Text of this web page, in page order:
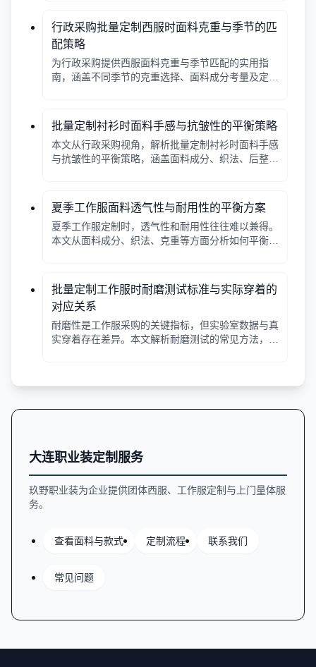
行政采购批量定制西服时面料克重与季节的匹
配策略
为行政采购提供西服面料克重与季节匹配的实用指
南，涵盖不同季节的克重选择、面料成分考量及定制
批量定制衬衫时面料手感与抗皱性的平衡策略
本文从行政采购视角，解析批量定制衬衫时面料手感
与抗皱性的平衡策略，涵盖面料成分、织法、后整理
夏季工作服面料透气性与耐用性的平衡方案
夏季工作服定制时，透气性和耐用性往往难以兼得。
本文从面料成分、织法、克重等方面分析如何平衡两
批量定制工作服时耐磨测试标准与实际穿着的
对应关系
耐磨性是工作服采购的关键指标，但实验室数据与真
实穿着存在差异。本文解析耐磨测试的常见方法，并
大连职业装定制服务
玖野职业装为企业提供团体西服、工作服定制与上门量体服
务。
查看面料与款式 定制流程 联系我们
常见问题